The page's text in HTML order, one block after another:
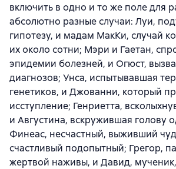
включить в одно и то же поле для
абсолютно разные случаи: Луи,
гипотезу, и мадам МакКи, случай
их около сотни; Мэри и Гаетан,
эпидемии болезней, и Огюст,
диагнозов; Унса, испытывавшая
генетиков, и Джованни, который
исступление; Генриетта,
и Августина, вскружившая голову
Финеас, несчастный, выживший
счастливый подопытный; Грегор,
жертвой наживы, и Давид,